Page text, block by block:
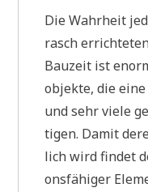
Die Wahr­heit
rasch
Bau­zeit ist
ob­jek­te, die
und sehr vie­le
ti­gen. Damit
lich wird fin­det
ons­fä­hi­ger